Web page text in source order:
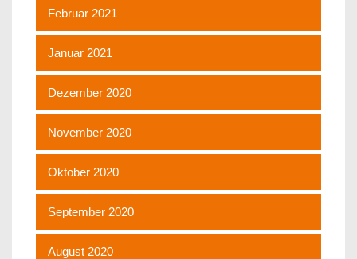
Februar 2021
Januar 2021
Dezember 2020
November 2020
Oktober 2020
September 2020
August 2020